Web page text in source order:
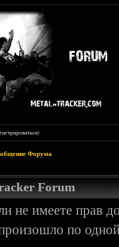
)
Форума
Forum
не имеете прав
по